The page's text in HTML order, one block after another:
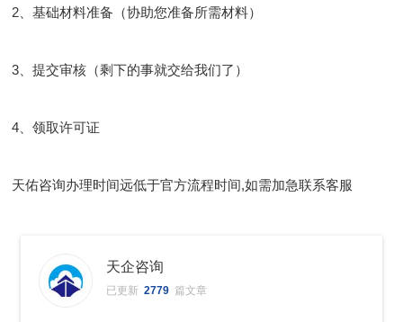
2、基础材料准备（协助您准备所需材料）
3、提交审核（剩下的事就交给我们了）
4、领取许可证
天佑咨询办理时间远低于官方流程时间,如需加急联系客服
天企咨询
已更新 2779 篇文章